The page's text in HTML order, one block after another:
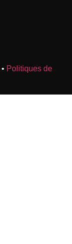
• Politiques de